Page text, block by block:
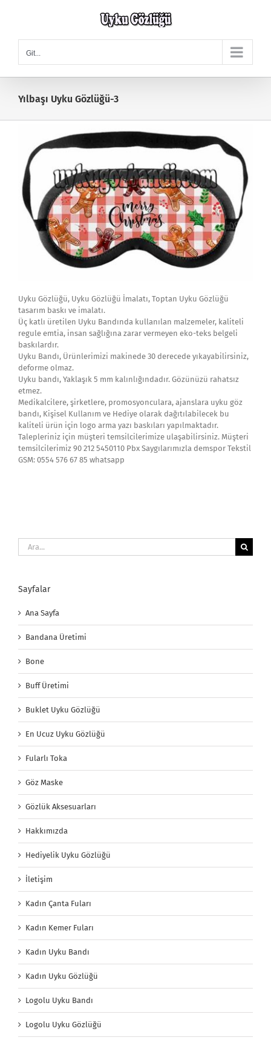
Git...
Yılbaşı Uyku Gözlüğü-3
Uyku Gözlüğü, Uyku Gözlüğü İmalatı, Toptan Uyku Gözlüğü
tasarım baskı ve imalatı.
Üç katlı üretilen Uyku Bandında kullanılan malzemeler, kaliteli
regule emtia, insan sağlığına zarar vermeyen eko-teks belgeli
baskılardır.
Uyku Bandı, Ürünlerimizi makinede 30 derecede yıkayabilirsiniz,
deforme olmaz.
Uyku bandı, Yaklaşık 5 mm kalınlığındadır. Gözünüzü rahatsız
etmez.
Medikalcilere, şirketlere, promosyonculara, ajanslara uyku göz
bandı, Kişisel Kullanım ve Hediye olarak dağıtılabilecek bu
kaliteli ürün için logo arma yazı baskıları yapılmaktadır.
Talepleriniz için müşteri temsilcilerimize ulaşabilirsiniz. Müşteri
temsilcilerimiz 90 212 5450110 Pbx Saygılarımızla demspor Tekstil
GSM: 0554 576 67 85 whatsapp
Ara:
Sayfalar
Ana Sayfa
Bandana Üretimi
Bone
Buff Üretimi
Buklet Uyku Gözlüğü
En Ucuz Uyku Gözlüğü
Fularlı Toka
Göz Maske
Gözlük Aksesuarları
Hakkımızda
Hediyelik Uyku Gözlüğü
İletişim
Kadın Çanta Fuları
Kadın Kemer Fuları
Kadın Uyku Bandı
Kadın Uyku Gözlüğü
Logolu Uyku Bandı
Logolu Uyku Gözlüğü